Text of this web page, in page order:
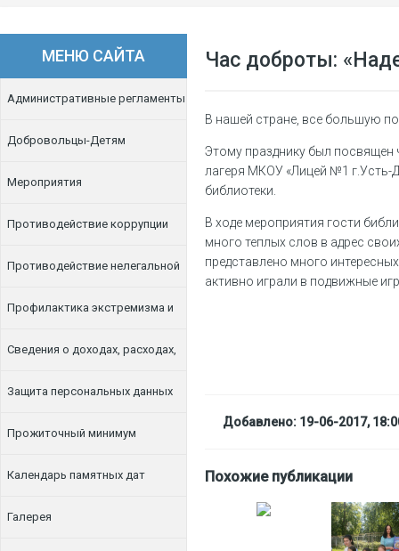
МЕНЮ САЙТА
Административные регламенты
Добровольцы-Детям
Мероприятия
Противодействие коррупции
Противодействие нелегальной
занятости
Профилактика экстремизма и
терроризма
Сведения о доходах, расходах,
об имуществе и обязательствах
имущественного характера
Защита персональных данных
Прожиточный минимум
Календарь памятных дат
Галерея
Час доброты:
В нашей стране, все большую
Этому празднику был посвящен
лагеря МКОУ «Лицей №1 г.Усть-
библиотеки.
В ходе мероприятия гости
много теплых слов в адрес
представлено много
активно играли в подвижные
Добавлено: 19-06-2017,
Похожие публикации